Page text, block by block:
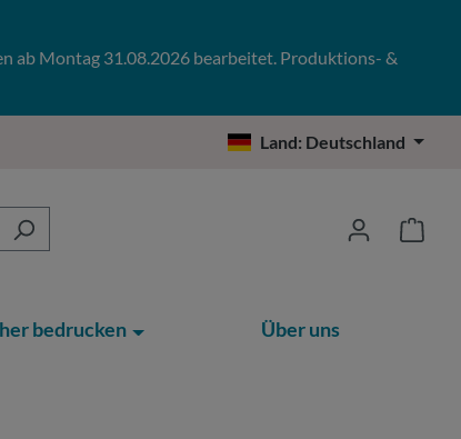
ab Montag 31.08.2026 bearbeitet. Produktions- &
Land: Deutschland
bedrucken Über uns